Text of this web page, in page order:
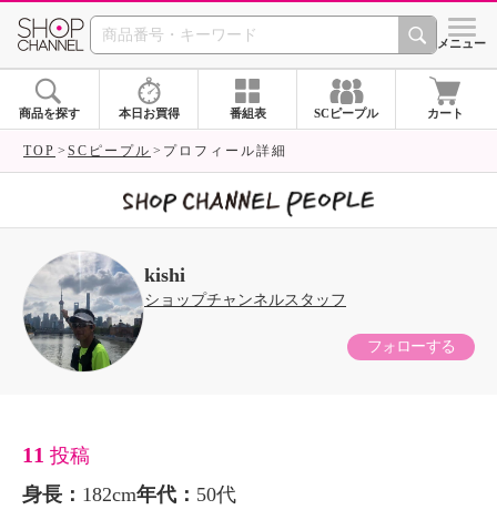
SHOP CHANNEL シメニュー
商品を探す 本日お買得 番組表 SCピープル カート
TOP SCピープル プロフィール詳細
kishi
ショップチャンネルスタッフ
フォローする
11 投稿
身長： 182cm年代： 50代